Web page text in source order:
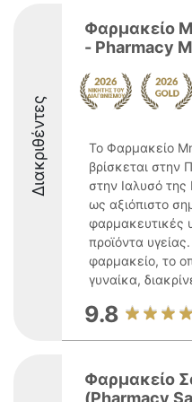
Διακριθέντες
Φαρμακείο
- Pharmacy
Το Φαρμακείο
βρίσκεται στην
στην Ιαλυσό της
ως αξιόπιστο
φαρμακευτικές
προϊόντα
φαρμακείο, το
γυναίκα,
9.8
Φαρμακείο
(Pharmacy